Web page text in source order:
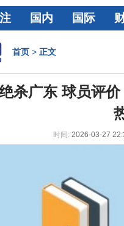
国内 国际
首页> 正文
杀广东 球员评
时间: 2026-03-27